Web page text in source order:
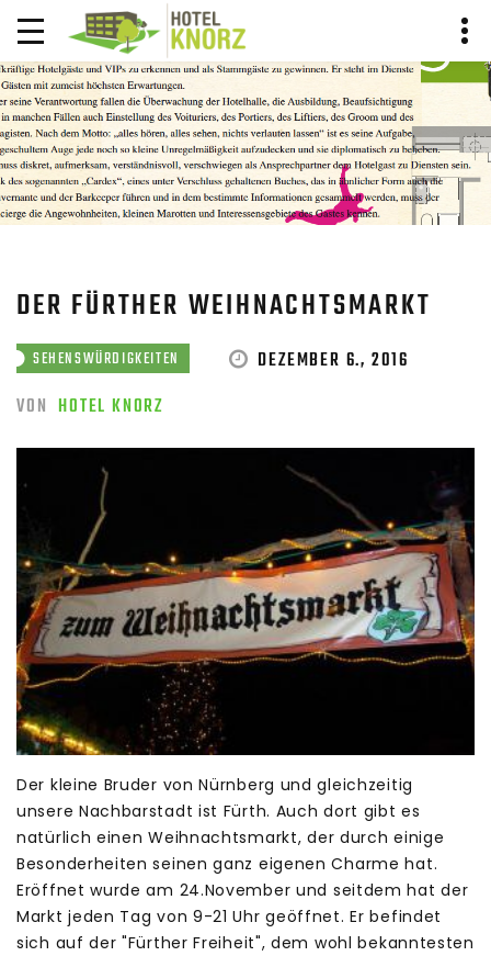
BLOG BEITRAG
HOME BLOG BLOG BEITRAG
DER FÜRTHER WEIHNACHTSMARKT
SEHENSWÜRDIGKEITEN
DEZEMBER 6., 2016
VON HOTEL KNORZ
Der kleine Bruder von Nürnberg und gleichzeitig
unsere Nachbarstadt ist Fürth. Auch dort gibt es
natürlich einen Weihnachtsmarkt, der durch einige
Besonderheiten seinen ganz eigenen Charme hat.
Eröffnet wurde am 24.November und seitdem hat der
Markt jeden Tag von 9-21 Uhr geöffnet. Er befindet
sich auf der "Fürther Freiheit", dem wohl bekanntesten